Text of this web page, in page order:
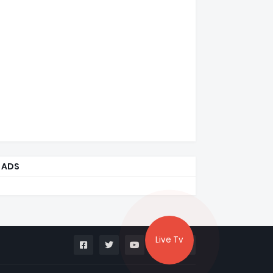
ADS
Live Tv